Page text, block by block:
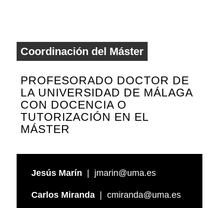
Coordinación del Máster
PROFESORADO DOCTOR DE
LA UNIVERSIDAD DE MÁLAGA
CON DOCENCIA O
TUTORIZACIÓN EN EL
MÁSTER
Jesús Marín | jmarin@uma.es
Carlos Miranda| cmiranda@uma.es